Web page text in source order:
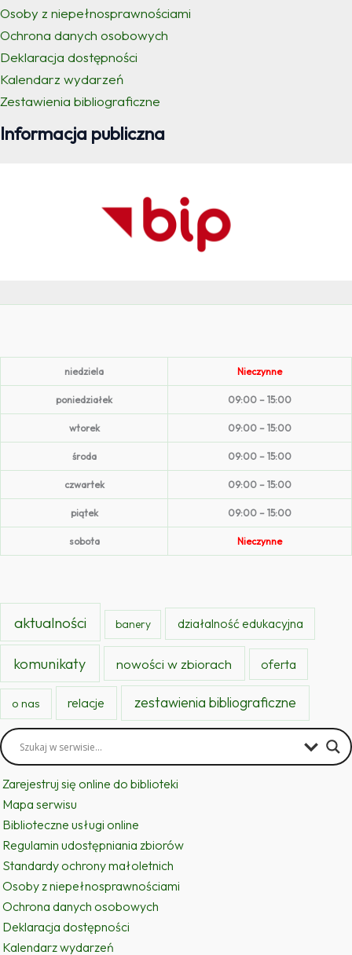
Osoby z niepełnosprawnościami
Ochrona danych osobowych
Deklaracja dostępności
Kalendarz wydarzeń
Zestawienia bibliograficzne
Informacja publiczna
niedziela Nieczynne
poniedziałek 09:00 – 15:00
wtorek 09:00 – 15:00
środa 09:00 – 15:00
czwartek 09:00 – 15:00
piątek 09:00 – 15:00
sobota Nieczynne
aktualności banery działalność edukacyjna
komunikaty nowości w zbiorach oferta
o nas relacje zestawienia bibliograficzne
Zarejestruj się online do biblioteki
Mapa serwisu
Biblioteczne usługi online
Regulamin udostępniania zbiorów
Standardy ochrony małoletnich
Osoby z niepełnosprawnościami
Ochrona danych osobowych
Deklaracja dostępności
Kalendarz wydarzeń